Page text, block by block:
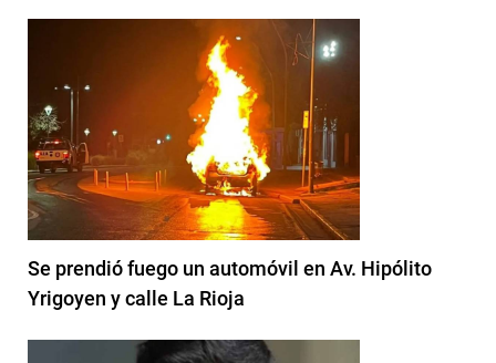
Se prendió fuego un automóvil en Av. Hipólito
Yrigoyen y calle La Rioja